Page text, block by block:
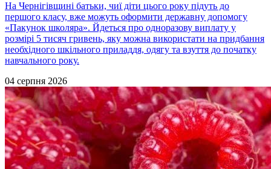
На Чернігівщині батьки, чиї діти цього року підуть до
першого класу, вже можуть оформити державну допомогу
«Пакунок школяра». Йдеться про одноразову виплату у
розмірі 5 тисяч гривень, яку можна використати на придбання
необхідного шкільного приладдя, одягу та взуття до початку
навчального року.
04 серпня 2026